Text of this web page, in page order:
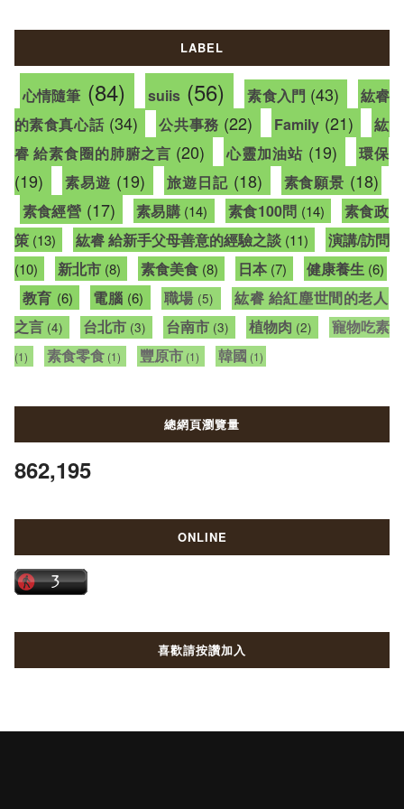
LABEL
心情隨筆 (84) suiis (56) 素食入門 (43)
紘睿
的素食真心話 (34) 公共事務 (22) Family (21)
紘
睿 給素食圈的肺腑之言 (20) 心靈加油站 (19) 環保
(19) 素易遊 (19) 旅遊日記 (18) 素食願景 (18)
素食經營 (17) 素易購 (14) 素食100問 (14)
素食政
策 (13) 紘睿 給新手父母善意的經驗之談 (11) 演講/訪問
(10) 新北市 (8) 素食美食 (8) 日本 (7) 健康養生 (6)
教育 (6) 電腦 (6) 職場 (5)
紘睿 給紅塵世間的老人
之言 (4) 台北市 (3) 台南市 (3) 植物肉 (2) 寵物吃素
(1) 素食零食 (1) 豐原市 (1) 韓國 (1)
總網頁瀏覽量
862,195
ONLINE
喜歡請按讚加入